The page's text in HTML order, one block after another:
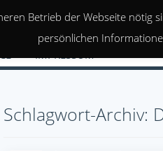
IMPRESSUM
Schlagwort-Archiv:
Betrieb der Webseite
persönlichen